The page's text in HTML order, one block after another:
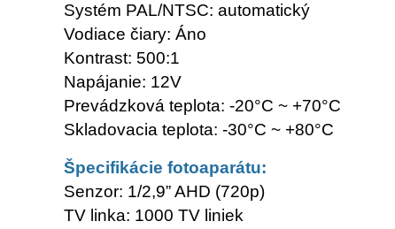
Systém PAL/NTSC: automatický
Vodiace čiary: Áno
Kontrast: 500:1
Napájanie: 12V
Prevádzková teplota: -20°C ~ +70°C
Skladovacia teplota: -30°C ~ +80°C
Špecifikácie fotoaparátu:
Senzor: 1/2,9” AHD (720p)
TV linka: 1000 TV liniek